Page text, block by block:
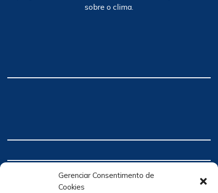
Gerenciar Consentimento de
Cookies
sobre o clima.